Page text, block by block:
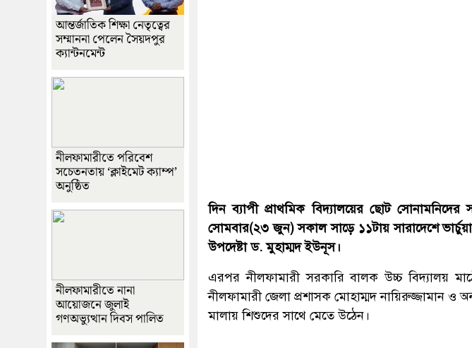
দিন ব্যাপী প্রাথমিক বিদ্যালয়ের ছোট সোনামনিদের
সোমবার(২৩ জুন) সকাল সাড়ে ১১টায় সারাদেশে
উপদেষ্টা ড. মুহাম্মদ ইউনূস।
এরপর নীলফামারী সরকারি বালক উচ্চ বিদ্যালয়
নীলফামারী জেলা প্রশাসক মোহাম্মদ নায়িরুজ্জামান ও
মালায় শিশুদের সাথে মেতে উঠেন।
আন্তর্জাতিক শিক্ষা নেতৃত্বের
সম্মাননা পেলেন সৈয়দপুর
ক্যান্টনমেন্ট
নীলফামারীতে পরিবেশ
সচেতনতায় ‘ক্লাইমেট ক্যাম্প’
অনুষ্ঠিত
নীলফামারীতে নানা
আয়োজনে জুলাই
গণঅভ্যুত্থান দিবস পালিত